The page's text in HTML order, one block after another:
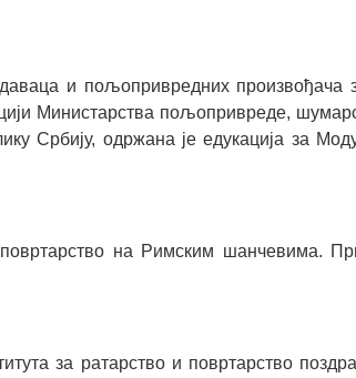
и пољопривредних произвођача
Министарства пољопривреде,
Србију, одржана је едукација за
на Римским шанчевима.
за ратарство и повртарство